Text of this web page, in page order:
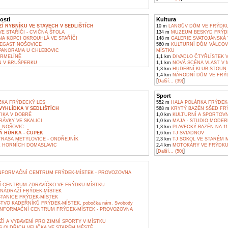
RYBNÍKU VE STAVECH V SEDLIŠTÍCH
STAŘÍČI - CVIČNÁ ŠTOLA
KOPCI OKROUHLÁ VE STAŘÍČI
NOŠOVICE
U CHLEBOVIC
V BRUŠPERKU
Kultura
10 m LANGŮV DŮM VE
134 m MUZEUM BESKYD
148 m GALERIE
560 m KULTURNÍ DŮM
MÍSTKU
1,1 km DIVADLO ČTYŘLÍSTEK
1,1 km NOVÁ SCÉNA VLAST V
1,3 km HUDEBNÍ KLUB
1,4 km NÁRODNÍ DŮM VE
[Další... (39)]
FRÝDECKÝ LES
V SEDLIŠTÍCH
V DOBRÉ
VE SKALICI
HŮRKA - ČUPEK
METYLOVICE - ONDŘEJNÍK
DOMASLAVIC
Sport
552 m HALA POLÁRKA
568 m KRYTÝ BAZÉN SŠED
1,0 km KULTURNÍ A
1,0 km MAJA - STUDIO
1,3 km PLAVECKÝ BAZÉN NA
1,6 km TJ SVIADNOV
2,3 km TJ SOKOL VE STARÉM
2,4 km MOTOKÁRY VE
[Další... (50)]
CENTRUM FRÝDEK-MÍSTEK - PROVOZOVNA
ZDRAVÍČKO VE FRÝDKU-MÍSTKU
FRÝDEK-MÍSTEK
FRÝDEK-MÍSTEK
KADEŘNÍKŮ FRÝDEK-MÍSTEK, pobočka nám. Svobody
CENTRUM FRÝDEK-MÍSTEK - PROVOZOVNA
A VYBAVENÍ PRO ZIMNÍ SPORTY V MÍSTKU